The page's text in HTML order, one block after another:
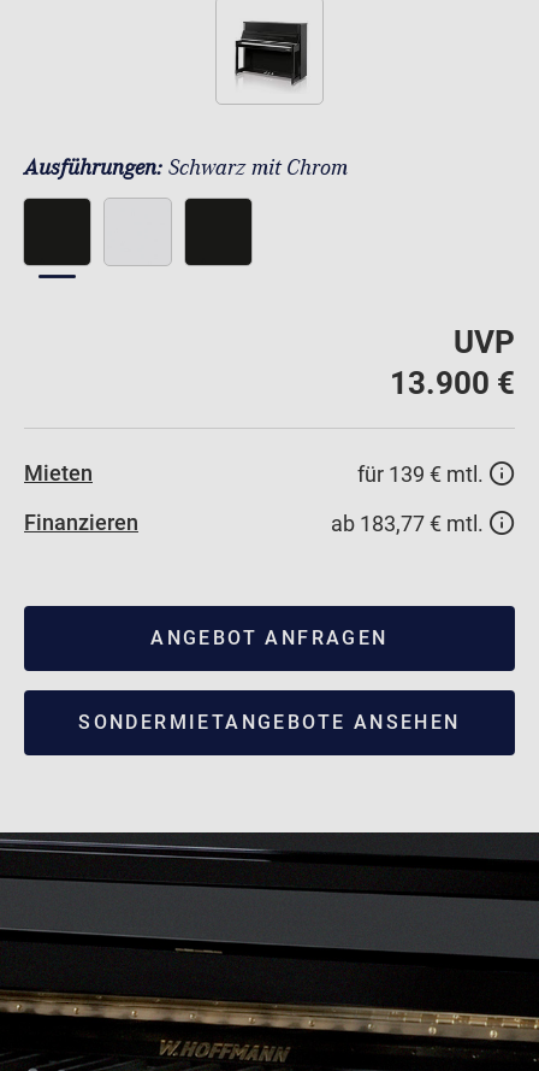
Ausführungen: Schwarz mit Chrom
UVP
13.900 €
Mieten
für 139 € mtl.
Finanzieren
ab 183,77 € mtl.
ANGEBOT ANFRAGEN
SONDERMIETANGEBOTE ANSEHEN